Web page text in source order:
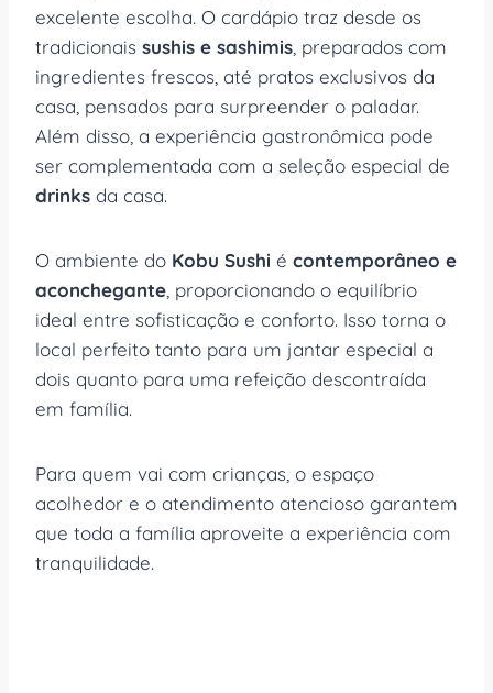
excelente escolha. O cardápio traz desde os
tradicionais sushis e sashimis , preparados com
ingredientes frescos, até pratos exclusivos da
casa, pensados para surpreender o paladar.
Além disso, a experiência gastronômica pode
ser complementada com a seleção especial de
drinks da casa.
O ambiente do Kobu Sushi é contemporâneo e
aconchegante , proporcionando o equilíbrio
ideal entre sofisticação e conforto. Isso torna o
local perfeito tanto para um jantar especial a
dois quanto para uma refeição descontraída
em família.
Para quem vai com crianças, o espaço
acolhedor e o atendimento atencioso garantem
que toda a família aproveite a experiência com
tranquilidade.